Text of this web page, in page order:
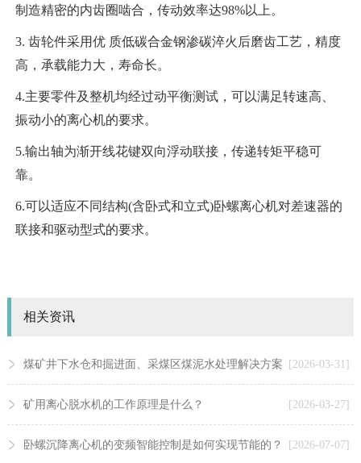
制造精密的内齿圈啮合，传动效率达98%以上。
3. 齿轮件采用优 质低碳合金钢渗碳淬火后磨齿工艺，精度
高，承载能力大，寿命长。
4.主要零件及整机均经过动平衡测试，可以满足转速高、
振动小的离心机的要求。
5.输出轴为渐开线花键双向浮动联接，传递转矩平稳可
靠。
6.可以适应不同结构(含卧式和立式)卧螺离心机对差速器的
联接和驱动型式的要求。
相关资讯
[2026-03-31]
煤矿井下水仓和掘进面、采煤区煤泥水处理解决方案
[2026-03-27]
矿用离心脱水机的工作原理是什么？
[2026-07-07]
卧螺沉降离心机的变频智能控制是如何实现节能的？